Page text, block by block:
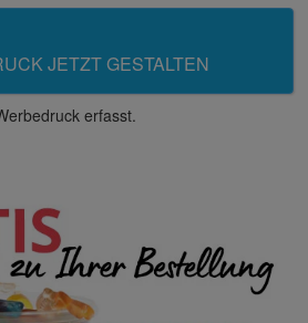
JETZT GESTALTEN
erfasst.